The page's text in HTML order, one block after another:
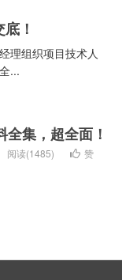
！
理组织项目技术人
...
集，超全面！
阅读(1485)
赞